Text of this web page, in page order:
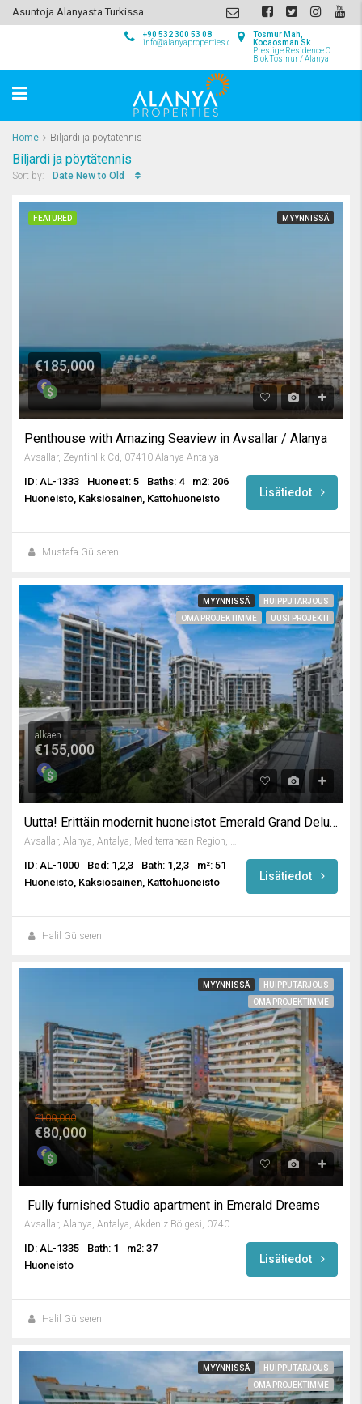
Asuntoja Alanyasta Turkissa
Tosmur Mah,
Kocaosman Sk.
Prestige Residence C
Blok Tosmur / Alanya
+90 532 300 53 08
info@alanyaproperties.com
Home Biljardi ja pöytätennis
Biljardi ja pöytätennis
Sort by: Date New to Old
FEATURED MYYNNISSÄ
€185,000
Penthouse with Amazing Seaview in Avsallar / Alanya
Avsallar, Zeyntinlik Cd, 07410 Alanya Antalya
ID: AL-1333 Huoneet: 5 Baths: 4
m2: 206
Huoneisto, Kaksiosainen, Kattohuoneisto
Lisätiedot
Mustafa Gülseren
MYYNNISSÄ
HUIPPUTARJOUS
OMA PROJEKTIMME
UUSI PROJEKTI
alkaen
€155,000
Uutta! Erittäin modernit huoneistot Emerald Grand Deluxe -huoneistossa
ID: AL-1000 Bed: 1,2,3 Bath: 1,2,3
m²: 51
Huoneisto, Kaksiosainen, Kattohuoneisto
Lisätiedot
Halil Gülseren
MYYNNISSÄ
HUIPPUTARJOUS
OMA PROJEKTIMME
€100,000
€80,000
Fully furnished Studio apartment in Emerald Dreams
Avsallar, Alanya, Antalya, Akdeniz Bölgesi, 07407, Türkiye
ID: AL-1335 Bath: 1
m2: 37
Huoneisto
Lisätiedot
Halil Gülseren
MYYNNISSÄ
HUIPPUTARJOUS
OMA PROJEKTIMME